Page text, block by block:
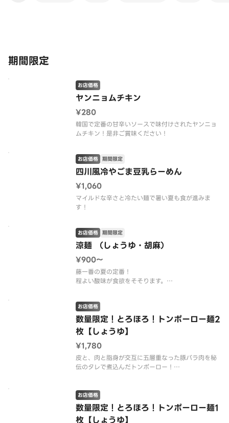
期間限定
ヤンニョムチキン
お店価格
¥280
韓国で定番の甘辛いソースで味付けされたヤンニョ
ムチキン！是非ご賞味ください！
四川風冷やごま豆乳らーめん
お店価格 期間限定
¥1,060
マイルドな辛さと冷たい麺で暑い夏も食が進みま
す！
涼麺 （しょうゆ・胡麻）
お店価格 期間限定
¥900〜
藤一番の夏の定番！
程よい酸味が食欲をそそります。
数量限定！とろほろ！トンポーロー麺2
枚【しょうゆ】
お店価格
¥1,780
皮と、肉と脂身が交互に五層重なった豚バラ肉を秘
伝のタレで煮込んだトンポーロー！
数量限定！とろほろ！トンポーロー麺1
枚【しょうゆ】
お店価格